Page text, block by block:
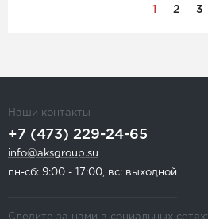
2 3
Наши контакты
+7 (473) 229-24-65
info@aksgroup.su
пн-сб: 9:00 - 17:00, вс: выходной